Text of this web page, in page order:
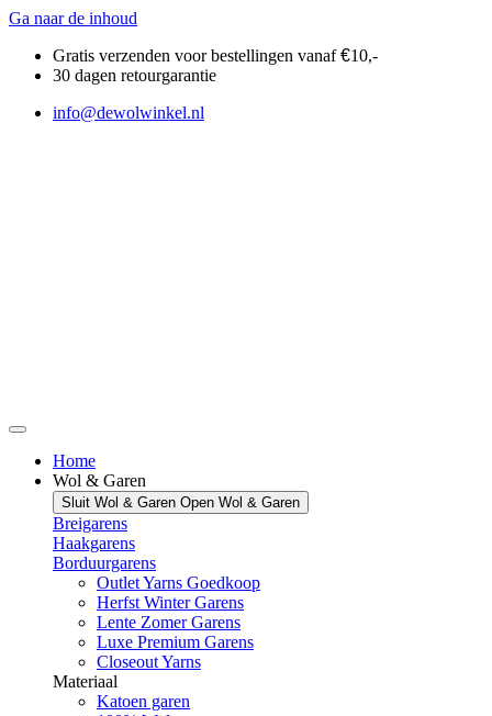
Ga naar de inhoud
Gratis verzenden voor bestellingen vanaf€10,-
30 dagen retourgarantie
info@dewolwinkel.nl
Home
Wol & Garen
Sluit Wol & Garen Open Wol & Garen
Breigarens
Haakgarens
Borduurgarens
Outlet Yarns Goedkoop
Herfst Winter Garens
Lente Zomer Garens
Luxe Premium Garens
Closeout Yarns
Materiaal
Katoen garen